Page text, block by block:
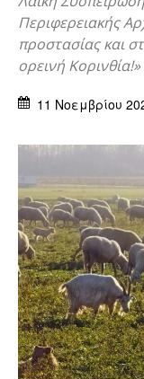
Περιφερειακής
προστασίας και
ορεινή Κορινθία!»
11 Νοεμβρίου